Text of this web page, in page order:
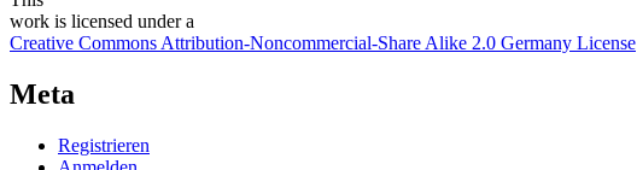
work is licensed under a
Creative Commons Attribution-Noncommercial-Share Alike 2.0 Germany License
Meta
Registrieren